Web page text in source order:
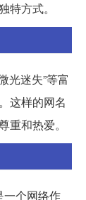
方式。
光迷失”等富
这样的网名
和热爱。
一个网络作